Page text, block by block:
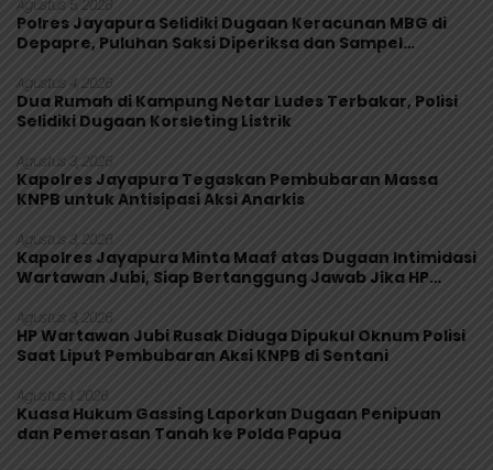
Agustus 5, 2026
Polres Jayapura Selidiki Dugaan Keracunan MBG di
Depapre, Puluhan Saksi Diperiksa dan Sampel
Agustus 4, 2026
Dua Rumah di Kampung Netar Ludes Terbakar, Polisi
Selidiki Dugaan Korsleting Listrik
Agustus 3, 2026
Kapolres Jayapura Tegaskan Pembubaran Massa
KNPB untuk Antisipasi Aksi Anarkis
Agustus 3, 2026
Kapolres Jayapura Minta Maaf atas Dugaan Intimidasi
Wartawan Jubi, Siap Bertanggung Jawab Jika HP
Agustus 3, 2026
HP Wartawan Jubi Rusak Diduga Dipukul Oknum Polisi
Saat Liput Pembubaran Aksi KNPB di Sentani
Agustus 1, 2026
Kuasa Hukum Gassing Laporkan Dugaan Penipuan
dan Pemerasan Tanah ke Polda Papua